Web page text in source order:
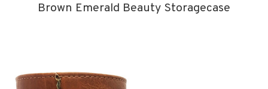
Hem & Inredning
Kampanjer
Brown Emerald Beauty Storagecase
/ Kammar